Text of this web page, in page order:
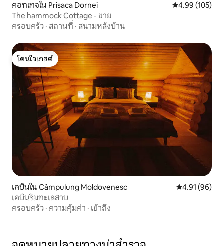
คอทเทจใน Prisaca Dornei คะแนนเฉลี่ย
4.99 (105)
The hammock Cottage - ขาย
ครอบครัว · สถานที่ · สนามหลังบ้าน
โดนใจเกสต์
โดนใจเกสต์
เคบินใน Câmpulung Moldovenesc คะแนนเฉลี่ย
4.91 (96)
เคบินริมทะเลสาบ
ครอบครัว · ความคุ้มค่า · เข้าถึง